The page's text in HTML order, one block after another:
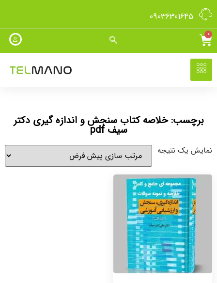
09036301645
0
برچسب: خلاصه کتاب سنجش و اندازه گیری دکتر
سیف pdf
نمایش یک نتیجه